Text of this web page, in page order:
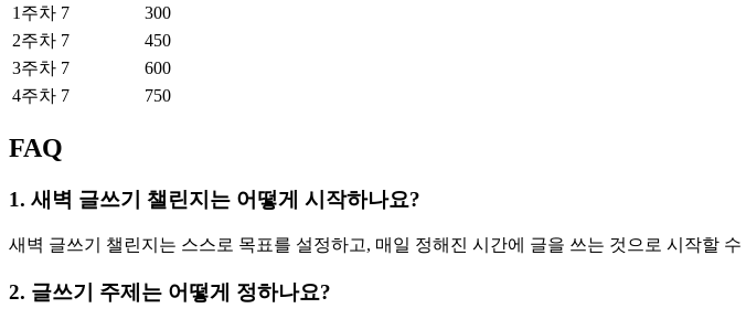
1주차 7
300
2주차 7
450
3주차 7
600
4주차 7 750
FAQ
1. 새벽 글쓰기 챌린지는 어떻게 시작하나요?
새벽 글쓰기 챌린지는 스스로 목표를 설정하고, 매일 정해진 시간에 글을 쓰는 것으로 시작할
2. 글쓰기 주제는 어떻게 정하나요?